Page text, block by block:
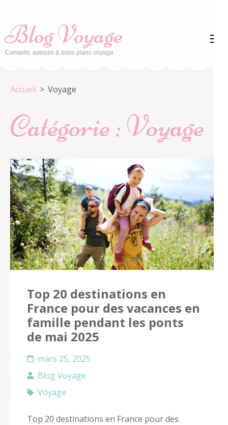
contenu
(Pressez
Blog Voyage
Conseils, astuces & bons plans voyage
Accueil > Voyage
Catégorie :Voyage
Top 20 destinations en
France pour des vacances en
famille pendant les ponts
de mai 2025
mars 25, 2025
Blog Voyage
Voyage
Top 20 destinations en France pour des